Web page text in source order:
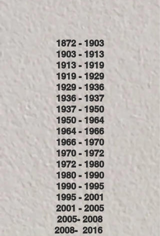
1872 - 1903
1903 - 1913
1913 - 1919
1919 - 1929
1929 - 1936
1936 - 1937
1937 - 1950
1950 - 1964
1964 - 1966
1966 - 1970
1970 - 1972
1972 - 1980
1980 - 1990
1990 - 1995
1995 - 2001
2001 - 2005
2005- 2008
2008- 2016